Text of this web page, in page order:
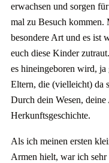
erwachsen und sorgen
mal zu Besuch kommen.
besondere Art und es ist
euch diese Kinder
es hineingeboren wird, ja
Eltern, die (vielleicht) da
Durch dein Wesen,
Herkunftsgeschichte.
Als ich meinen ersten
Armen hielt, war ich